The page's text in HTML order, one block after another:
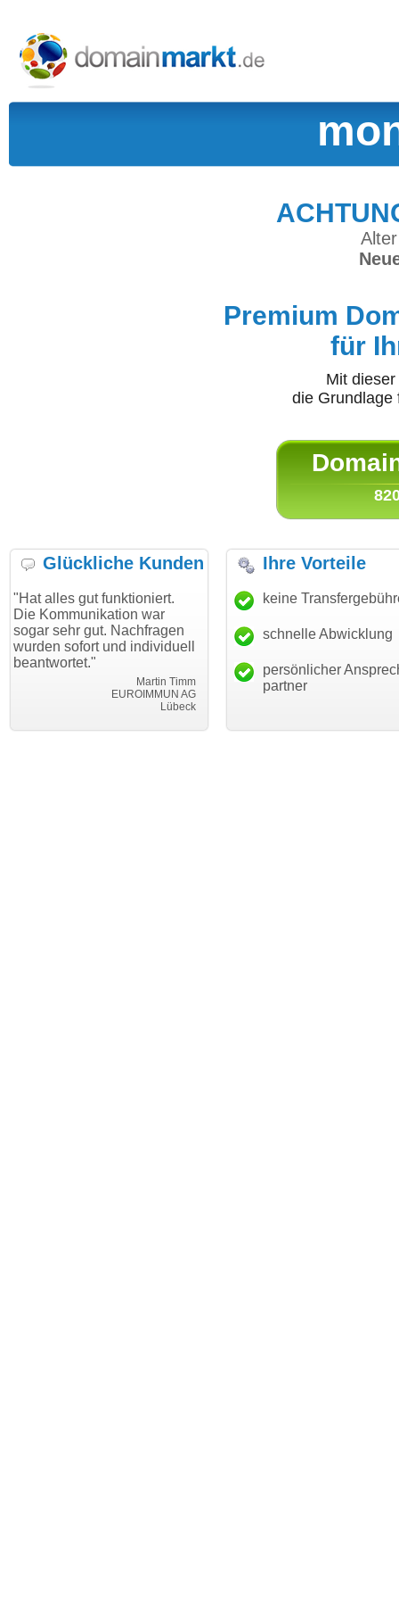
Premium
für
Mit
die
Glückliche Kunden
funktioniert.
war
gut. Nachfragen
und individuell
EUROIMMUN AG
"Danke für den schnellen
Transfer und guten Service!"
Thomas Schäfer
i can eckert communication GmbH
"Ich bin
haben.
mein
Ihre Vorteile
keine
schnelle Abwicklung
persönlicher
partner